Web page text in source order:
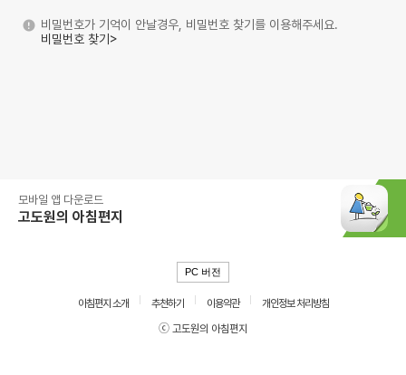
비밀번호가 기억이 안날경우, 비밀번호 찾기를 이용해주세요.
비밀번호 찾기>
모바일 앱 다운로드
고도원의 아침편지
PC 버전
아침편지 소개 추천하기 이용약관
개인정보 처리방침
ⓒ 고도원의 아침편지